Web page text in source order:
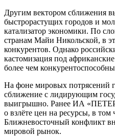
Другим вектором сближения
быстрорастущих городов и
катализатор экономики. По
странам Майи Никольской, в
конкурентов. Однако
кастомизация под
более чем
На фоне мировых потрясений
сближение с лидирующим
выигрышно. Ранее ИА
о взлёте цен на ресурсы, в том
Ближневосточный конфликт
мировой рынок.